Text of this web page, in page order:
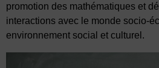
promotion des mathématiques et
interactions avec le monde socio-
environnement social et culturel.